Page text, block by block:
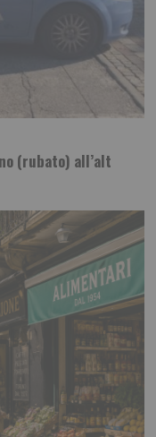
(rubato) all’alt